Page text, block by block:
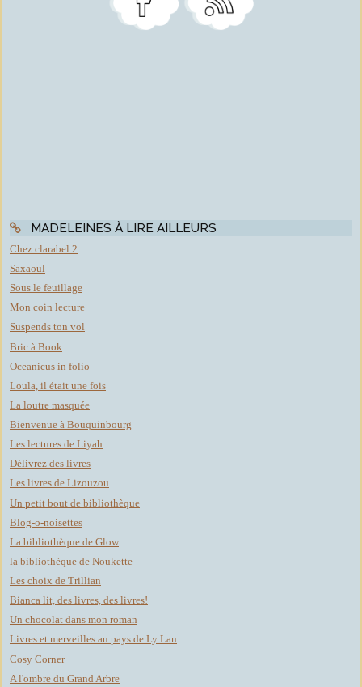
MADELEINES À LIRE AILLEURS
Chez clarabel 2
Saxaoul
Sous le feuillage
Mon coin lecture
Suspends ton vol
Bric à Book
Oceanicus in folio
Loula, il était une fois
La loutre masquée
Bienvenue à Bouquinbourg
Les lectures de Liyah
Délivrez des livres
Les livres de Lizouzou
Un petit bout de bibliothèque
Blog-o-noisettes
La bibliothèque de Glow
la bibliothèque de Noukette
Les choix de Trillian
Bianca lit, des livres, des livres!
Un chocolat dans mon roman
Livres et merveilles au pays de Ly Lan
Cosy Corner
A l'ombre du Grand Arbre